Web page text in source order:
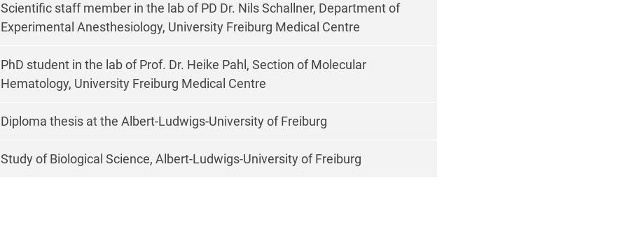
Scientific staff member in the lab of PD Dr. Nils Schallner, Department of
Experimental Anesthesiology, University Freiburg Medical Centre
PhD student in the lab of Prof. Dr. Heike Pahl, Section of Molecular
Hematology, University Freiburg Medical Centre
Diploma thesis at the Albert-Ludwigs-University of Freiburg
Study of Biological Science, Albert-Ludwigs-University of Freiburg